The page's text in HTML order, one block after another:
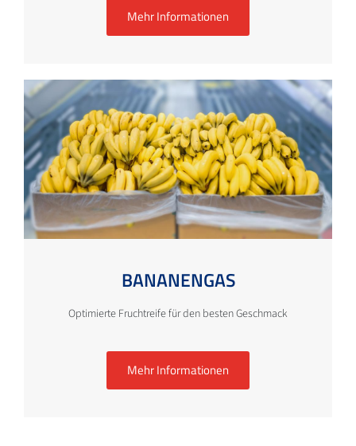
Mehr Informationen
BANANENGAS
Optimierte Fruchtreife für den besten Geschmack
Mehr Informationen